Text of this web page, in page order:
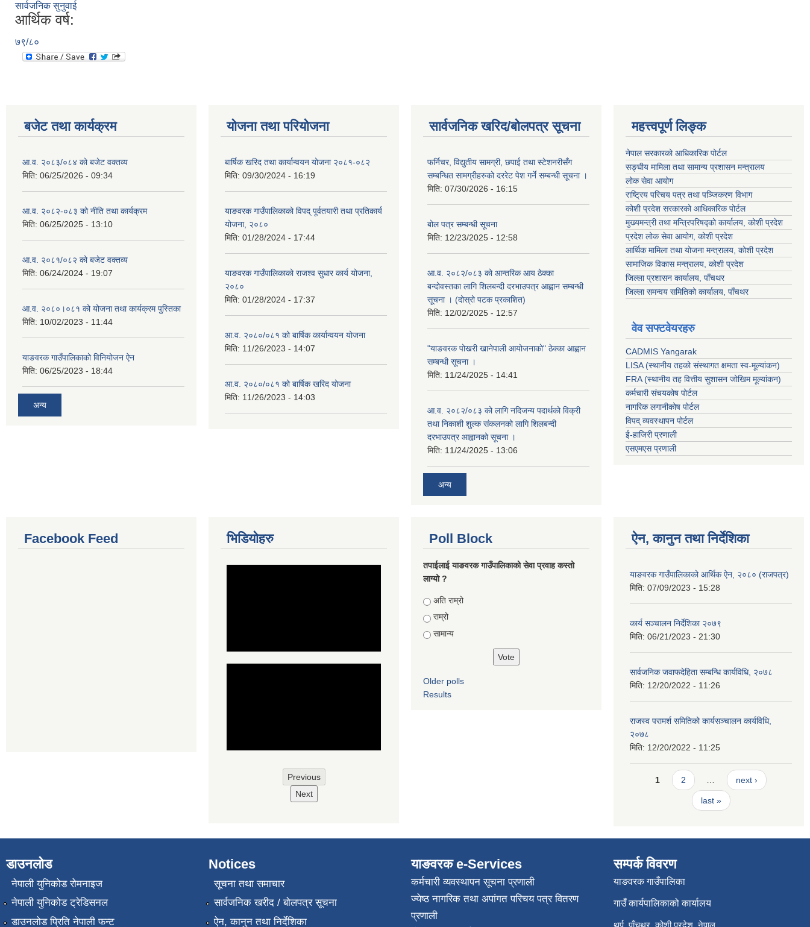
सार्वजनिक सुनुवाई
आर्थिक वर्ष:
७९/८०
बजेट तथा कार्यक्रम
आ.व. २०८३/०८४ को बजेट वक्तव्य
मिति: 06/25/2026 - 09:34
आ.व. २०८२-०८३ को नीति तथा कार्यक्रम
मिति: 06/25/2025 - 13:10
आ.व. २०८१/०८२ को बजेट वक्तव्य
मिति: 06/24/2024 - 19:07
आ.व. २०८०।०८१ को योजना तथा कार्यक्रम पुस्तिका
मिति: 10/02/2023 - 11:44
याङवरक गाउँपालिकाको विनियोजन ऐन
मिति: 06/25/2023 - 18:44
अन्य
योजना तथा परियोजना
बार्षिक खरिद तथा कार्यान्वयन योजना २०८१-०८२
मिति: 09/30/2024 - 16:19
याङवरक गाउँपालिकाको विपद् पूर्वतयारी तथा प्रतिकार्य
योजना, २०८०
मिति: 01/28/2024 - 17:44
याङवरक गाउँपालिकाको राजश्व सुधार कार्य योजना,
२०८०
मिति: 01/28/2024 - 17:37
आ.व. २०८०/०८१ को बार्षिक कार्यान्वयन योजना
मिति: 11/26/2023 - 14:07
आ.व. २०८०/०८१ को बार्षिक खरिद योजना
मिति: 11/26/2023 - 14:03
सार्वजनिक खरिद/बोलपत्र सूचना
फर्निचर, विद्युतीय सामग्री, छपाई तथा स्टेशनरीसँग
सम्बन्धित सामग्रीहरुको दररेट पेश गर्ने सम्बन्धी सूचना ।
मिति: 07/30/2026 - 16:15
बोल पत्र सम्बन्धी सूचना
मिति: 12/23/2025 - 12:58
आ.व. २०८२/०८३ को आन्तरिक आय ठेक्का
बन्दोवस्तका लागि शिलबन्दी दरभाउपत्र आह्वान सम्बन्धी
सूचना । (दोस्रो पटक प्रकाशित)
मिति: 12/02/2025 - 12:57
"याङवरक पोखरी खानेपाली आयोजनाको" ठेक्का आह्वान
सम्बन्धी सूचना ।
मिति: 11/24/2025 - 14:41
आ.व. २०८२/०८३ को लागि नदिजन्य पदार्थको विक्री
तथा निकाशी शुल्क संकलनको लागि शिलबन्दी
दरभाउपत्र आह्वानको सूचना ।
मिति: 11/24/2025 - 13:06
अन्य
महत्त्वपूर्ण लिङ्क
नेपाल सरकारको आधिकारिक पोर्टल
सङ्‍घीय मामिला तथा सामान्य प्रशासन मन्त्रालय
लोक सेवा आयोग
राष्ट्रिय परिचय पत्र तथा पञ्जिकरण विभाग
कोशी प्रदेश सरकारको आधिकारिक पोर्टल
मुख्यमन्त्री तथा मन्त्रिपरिषद्को कार्यालय, कोशी प्रदेश
प्रदेश लोक सेवा आयोग, कोशी प्रदेश
आर्थिक मामिला तथा योजना मन्त्रालय, कोशी प्रदेश
सामाजिक विकास मन्त्रालय, कोशी प्रदेश
जिल्ला प्रशासन कार्यालय, पाँचथर
जिल्ला समन्वय समितिको कार्यालय, पाँचथर
वेव सफ्टवेयरहरु
CADMIS Yangarak
LISA (स्थानीय तहको संस्थागत क्षमता स्व-मूल्यांकन)
FRA (स्थानीय तह वित्तीय सुशासन जोखिम मूल्यांकन)
कर्मचारी संचयकोष पोर्टल
नागरिक लगानीकोष पोर्टल
विपद् व्यवस्थापन पोर्टल
ई-हाजिरी प्रणाली
एसएमएस प्रणाली
Facebook Feed भिडियोहरु
Previous
Next
Poll Block
तपाईलाई याङवरक गाउँपालिकाको सेवा प्रवाह कस्तो
लाग्यो ?
Choices
अति राम्रो
राम्रो
सामान्य
Older polls
Results
ऐन, कानुन तथा निर्देशिका
याङवरक गाउँपालिकाको आर्थिक ऐन, २०८० (राजपत्र)
मिति: 07/09/2023 - 15:28
कार्य सञ्चालन निर्देशिका २०७९
मिति: 06/21/2023 - 21:30
सार्वजनिक जवाफदेहिता सम्बन्धि कार्यविधि, २०७८
मिति: 12/20/2022 - 11:26
राजस्व परामर्श समितिको कार्यसञ्चालन कार्यविधि,
२०७८
मिति: 12/20/2022 - 11:25
Pages
1 2 next ›
last »
डाउनलोड
नेपाली युनिकोड रोमनाइज
नेपाली युनिकोड ट्रेडिसनल
डाउनलोड प्रिति नेपाली फन्ट
Notices
सूचना तथा समाचार
सार्वजनिक खरीद / बोलपत्र सूचना
ऐन, कानुन तथा निर्देशिका
याङवरक e-Services
कर्मचारी व्यवस्थापन सूचना प्रणाली
ज्येष्ठ नागरिक तथा अपांगत परिचय पत्र वितरण
प्रणाली
सम्पर्क विवरण
याङवरक गाउँपालिका
गाउँ कार्यपालिकाको कार्यालय
थर्पु, पाँचथर, कोशी प्रदेश, नेपाल